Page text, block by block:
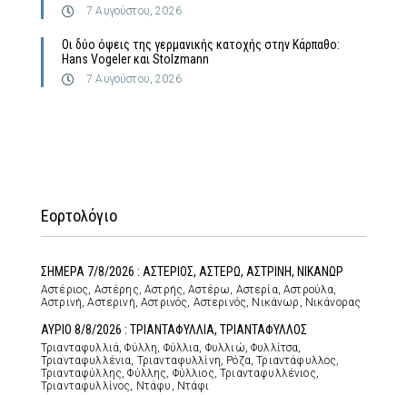
7 Αυγούστου, 2026
Οι δύο όψεις της γερμανικής κατοχής στην Κάρπαθο:
Hans Vogeler και Stolzmann
7 Αυγούστου, 2026
Εορτολόγιο
ΣΗΜΕΡΑ 7/8/2026 : ΑΣΤΕΡΙΟΣ, ΑΣΤΕΡΩ, ΑΣΤΡΙΝΗ, ΝΙΚΑΝΩΡ
Αστέριος, Αστέρης, Αστρής, Αστέρω, Αστερία, Αστρούλα,
Αστρινή, Αστερινή, Αστρινός, Αστερινός, Νικάνωρ, Νικάνορας
ΑΥΡΙΟ 8/8/2026 : ΤΡΙΑΝΤΑΦΥΛΛΙΑ, ΤΡΙΑΝΤΑΦΥΛΛΟΣ
Τριανταφυλλιά, Φύλλη, Φύλλια, Φυλλιώ, Φυλλίτσα,
Τριανταφυλλένια, Τριανταφυλλίνη, Ρόζα, Τριαντάφυλλος,
Τριανταφύλλης, Φύλλης, Φύλλιος, Τριανταφυλλένιος,
Τριανταφυλλίνος, Ντάφυ, Ντάφι